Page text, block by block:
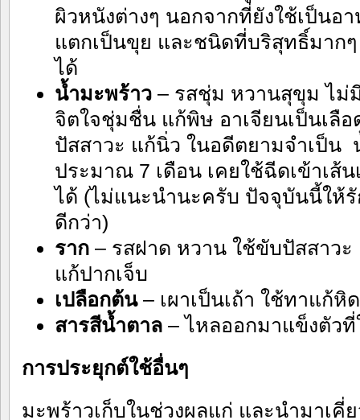
ผิวหนังต่างๆ นอกจากที่ยังใช้เป็นอ
แตกเป็นขุย และชนิดที่บริสุทธิ์มาก
ได้
น้ำมะพร้าว– รสชุ่ม หวานสุขุม ไม่
จิตใจชุ่มชื่น แก้พิษ อาเจียนเป็นเลื
ปัสสาวะ แก้นิ่ว ในอดีตยามจำเป็น
ประมาณ 7 เดือน เคยใช้ฉีดเข้าเส้
ได้ (ไม่แนะนำนะครับ ปัจจุบันนี้ให้
ดีกว่า)
ราก– รสฝาด หวาน ใช้ขับปัสสาวะ
แก้ปากเจ็บ
เปลือกต้น– เผาเป็นเถ้า ใช้ทาแก้
สารสีน้ำตาล– ไหลออกมาแข็งตัวที่
การประยุกต์ใช้อื่นๆ
มะพร้าวเก็บในช่วงผลแก่ และนำมาเคี่